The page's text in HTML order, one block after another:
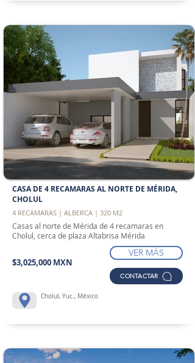
CASA DE 4 RECAMARAS AL NORTE DE MÉRIDA,
CHOLUL
4 RECAMARAS | ALBERCA | 320 M2
Casas al norte de Mérida de 4 recamaras en
Cholul, cerca de plaza Altabrisa Mérida
$3,025,000 MXN
VER MÁS
CONTACTAR
Cholul, Yuc., México